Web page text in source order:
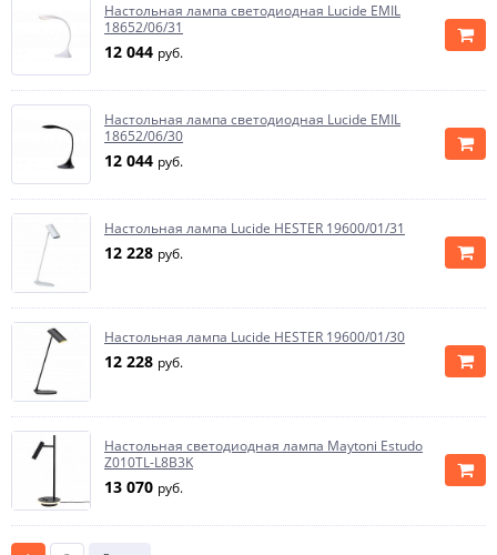
Настольная лампа светодиодная Lucide EMIL
18652/06/31
12 044 руб.
Настольная лампа светодиодная Lucide EMIL
18652/06/30
12 044 руб.
Настольная лампа Lucide HESTER 19600/01/31
12 228 руб.
Настольная лампа Lucide HESTER 19600/01/30
12 228 руб.
Настольная светодиодная лампа Maytoni Estudo
Z010TL-L8B3K
13 070 руб.